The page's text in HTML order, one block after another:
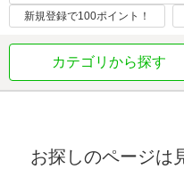
新規登録で100ポイント！
カテゴリから探す
お探しのページは